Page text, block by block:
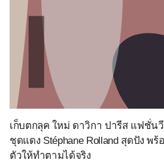
เก็บตกลุค ใหม่ ดาวิกา ปารีส แฟชั่น
ชุดแดง Stéphane Rolland สุดปัง พ
ตัวให้ทำตามได้จริง